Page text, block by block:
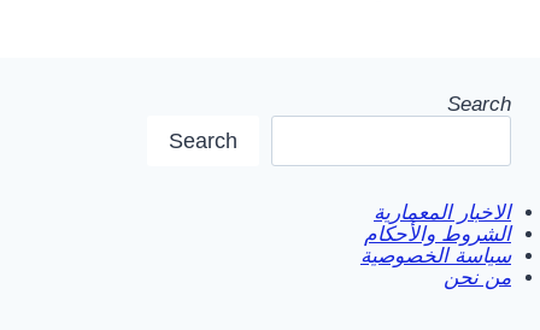
Search
Search
الاخبار المعمارية
الشروط والأحكام
سياسة الخصوصية
من نحن